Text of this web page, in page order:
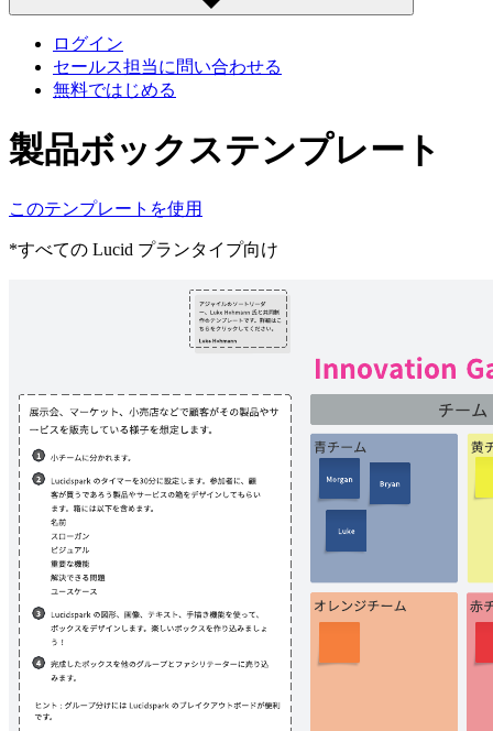
ログイン
セールス担当に問い合わせる
無料ではじめる
製品ボックステンプレート
このテンプレートを使用
*すべての Lucid プランタイプ向け